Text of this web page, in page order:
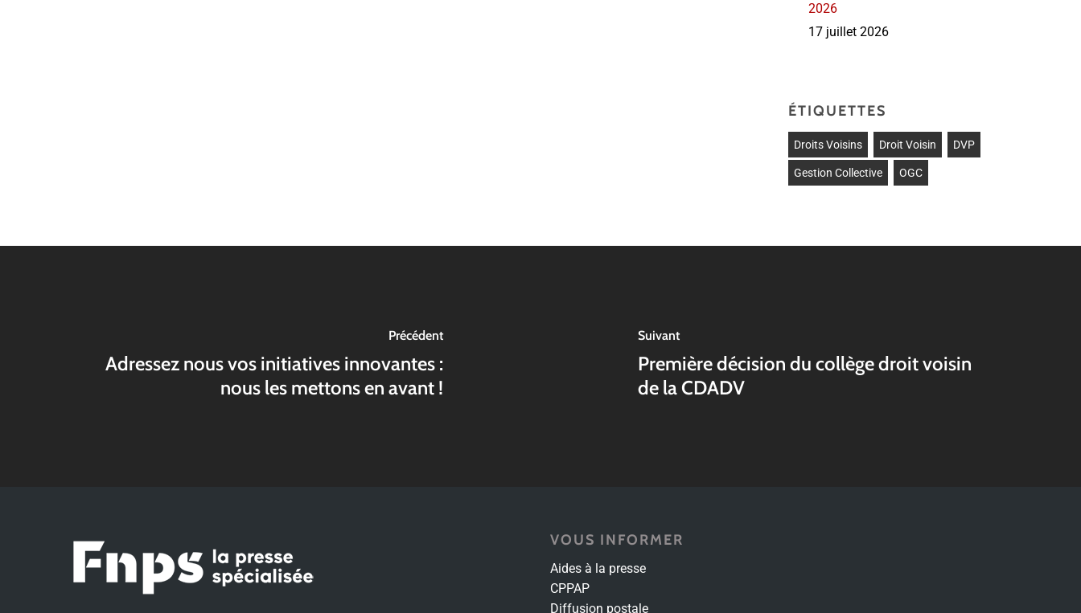
2026
17 juillet 2026
ÉTIQUETTES
Droits Voisins Droit Voisin DVP
Gestion Collective OGC
Précédent
Adressez nous vos initiatives innovantes :
nous les mettons en avant !
Suivant
Première décision du collège droit voisin
de la CDADV
VOUS INFORMER
Aides à la presse
CPPAP
Diffusion postale